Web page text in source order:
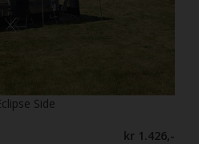
Side
kr 1.426,-